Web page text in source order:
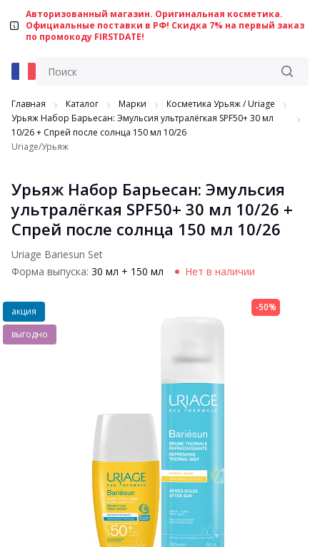
Авторизованный магазин. Оригинальная косметика.
Официальные поставки в РФ! Скидка 7% на первый заказ
по промокоду FIRSTDATE!
Главная Каталог Марки
Косметика Урьяж / Uriage
Урьяж Набор Барьесан: Эмульсия ультралёгкая SPF50+ 30 мл
10/26 + Спрей после солнца 150 мл 10/26
Uriage/Урьяж
Урьяж Набор Барьесан: Эмульсия
ультралёгкая SPF50+ 30 мл 10/26 +
Спрей после солнца 150 мл 10/26
Uriage Bariesun Set
Форма выпуска: 30 мл + 150 мл Нет в наличии
-50%
акция
выгодно